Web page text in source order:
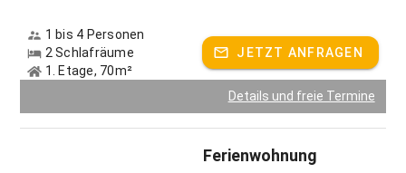
1 bis 4 Personen
2 Schlafräume
1. Etage, 70m²
JETZT ANFRAGEN
Details und freie Termine
Ferienwohnung